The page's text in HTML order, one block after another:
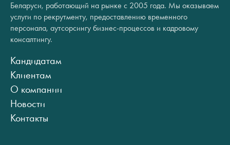
Беларуси, работающий на рынке с 2005 года. Мы оказываем
услуги по рекрутменту, предоставлению временного
персонала, аутсорсингу бизнес-процессов и кадровому
консалтингу.
Кандидатам
Клиентам
О компании
Новости
Контакты